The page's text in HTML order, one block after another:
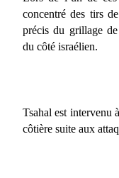
concentré des tirs
précis du grillage
du côté israélien.
Tsahal est intervenu
côtière suite aux